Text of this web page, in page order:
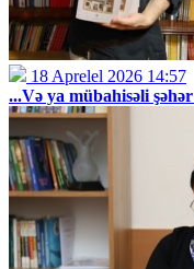
18 Aprelel 2026 14:57
...Və ya mübahisəli şəhər